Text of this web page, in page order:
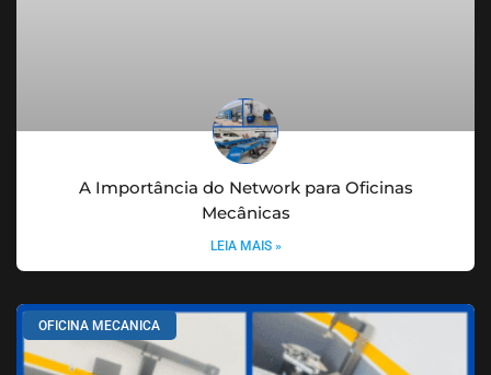
A Importância do Network para Oficinas
Mecânicas
LEIA MAIS »
OFICINA MECANICA